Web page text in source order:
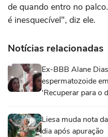
de quando entro no
é inesquecível", diz ele.
Notícias relacionadas
Ex-BBB Alane
espermatozoide
'Recuperar para o
Liesa muda nota
dia após apuração